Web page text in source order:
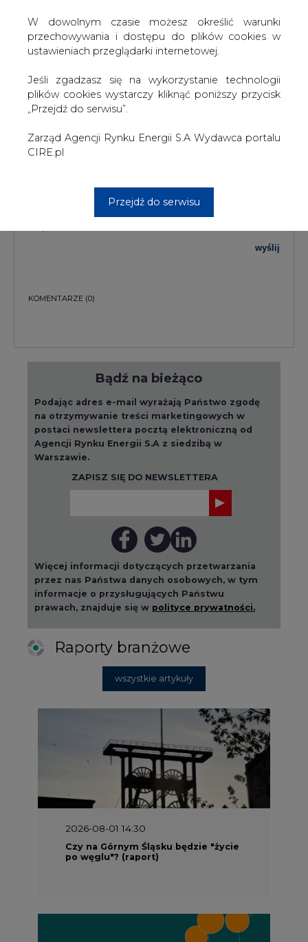
W dowolnym czasie możesz określić warunki
przechowywania i dostępu do plików cookies w
ustawieniach przeglądarki internetowej.
Jeśli zgadzasz się na wykorzystanie technologii
plików cookies wystarczy kliknąć poniższy przycisk
„Przejdź do serwisu”.
Zarząd Agencji Rynku Energii S.A Wydawca portalu
CIRE.pl
Przejdź do serwisu
TREŚĆ KOMENTARZA
PODPIS
Przesłanie komentarza oznacza akceptację zasad korzystania z portalu
wyślij
KOMENTARZE (0)
Bądź na bieżąco
Podając adres e-mail wyrażają Państwo zgodę
na otrzymywanie treści marketingowych w
postaci newslettera pocztą elektroniczną od
Agencji Rynku Energii S.A z siedzibą w
Warszawie.
ZAPISZ SIĘ DO NEWSLETTERA
Więcej informacji dotyczących przetwarzania
przez nas Państwa danych osobowych, w tym
informacje o przysługujących Państwu
prawach, znajduje się w polityce prywatności.
Raporty branżowe
wszystkie artykuły
2026-08-01 14:30
Czy na Górnym Śląsku będzie "życie
po węglu"? (raport)